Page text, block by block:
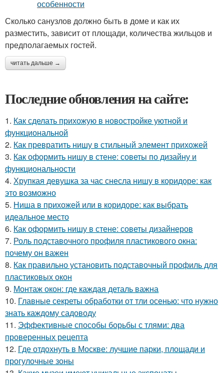
Сколько санузлов должно быть в доме и как их
разместить, зависит от площади, количества жильцов и
предполагаемых гостей.
читать дальше →
Последние обновления на сайте:
1. Как сделать прихожую в новостройке уютной и
функциональной
2. Как превратить нишу в стильный элемент прихожей
3. Как оформить нишу в стене: советы по дизайну и
функциональности
4. Хрупкая девушка за час снесла нишу в коридоре: как
это возможно
5. Ниша в прихожей или в коридоре: как выбрать
идеальное место
6. Как оформить нишу в стене: советы дизайнеров
7. Роль подставочного профиля пластикового окна:
почему он важен
8. Как правильно установить подставочный профиль для
пластиковых окон
9. Монтаж окон: где каждая деталь важна
10. Главные секреты обработки от тли осенью: что нужно
знать каждому садоводу
11. Эффективные способы борьбы с тлями: два
проверенных рецепта
12. Где отдохнуть в Москве: лучшие парки, площади и
прогулочные зоны